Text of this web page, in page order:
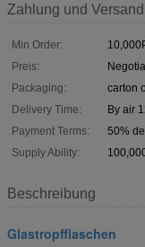
Zahlung und
Min Order:
Preis:
Packaging:
carton
Delivery Time:
By air
Payment Terms:
50%
Supply Ability:
Beschreibung
Glastropfflaschen